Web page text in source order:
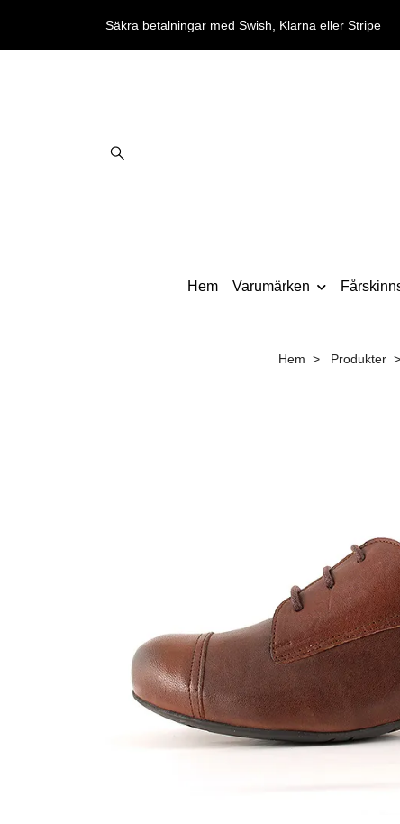
Säkra betalningar med Swish, Klarna eller Stripe
Hem Varumärken
Hem Produkter